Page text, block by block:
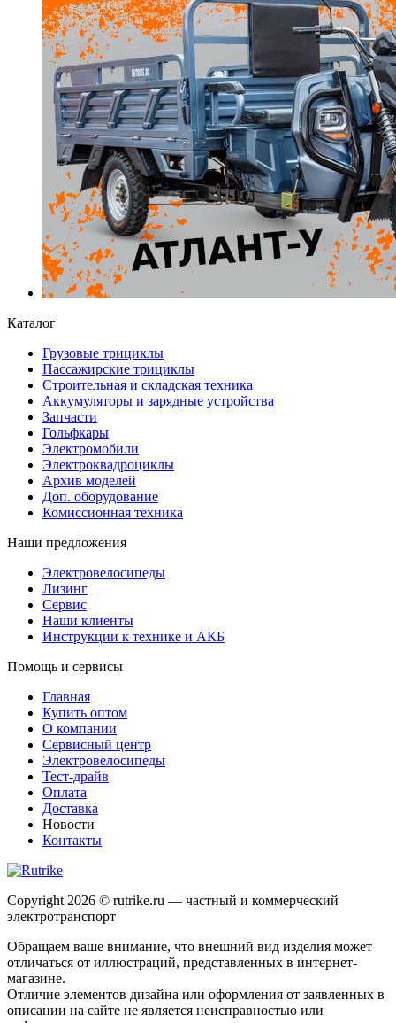
Каталог
Грузовые трициклы
Пассажирские трициклы
Строительная и складская техника
Аккумуляторы и зарядные устройства
Запчасти
Гольфкары
Электромобили
Электроквадроциклы
Архив моделей
Доп. оборудование
Комиссионная техника
Наши предложения
Электровелосипеды
Лизинг
Сервис
Наши клиенты
Инструкции к технике и АКБ
Помощь и сервисы
Главная
Купить оптом
О компании
Сервисный центр
Электровелосипеды
Тест-драйв
Оплата
Доставка
Новости
Контакты
Copyright 2026 © rutrike.ru — частный и коммерческий
электротранспорт
Обращаем ваше внимание, что внешний вид изделия может
отличаться от иллюстраций, представленных в интернет-
магазине.
Отличие элементов дизайна или оформления от заявленных в
описании на сайте не является неисправностью или